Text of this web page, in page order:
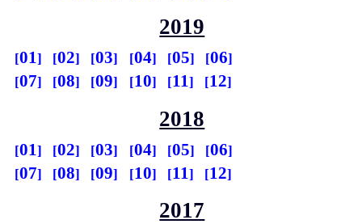
2019
01 02 03 04 05
06
07
08 09 10 11 12
2018
01 02 03 04 05
06
07
08 09 10 11 12
2017